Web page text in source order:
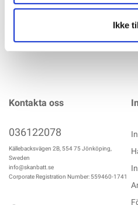
Ikke
Kontakta oss
036122078
Källebacksvägen 2B, 554 75 Jönköping,
Sweden
info@skanbatt.se
Corporate Registration Number: 559460-1741